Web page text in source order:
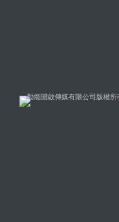
動能開啟傳媒有限公司版權